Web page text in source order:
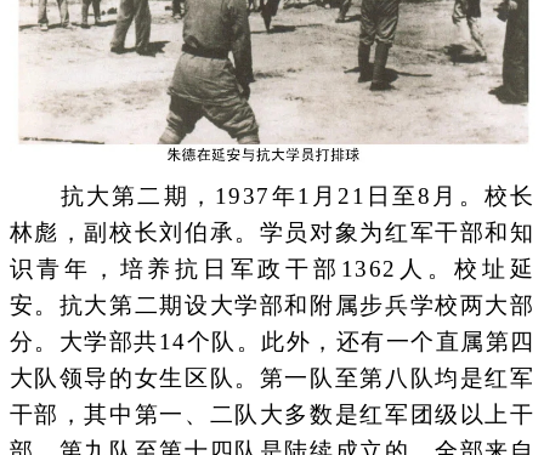
抗大第二期，1937年1月21日至8月。校长
林彪，副校长刘伯承。学员对象为红军干部和知
识青年，培养抗日军政干部1362人。校址延
安。抗大第二期设大学部和附属步兵学校两大部
分。大学部共14个队。此外，还有一个直属第四
大队领导的女生区队。第一队至第八队均是红军
干部，其中第一、二队大多数是红军团级以上干